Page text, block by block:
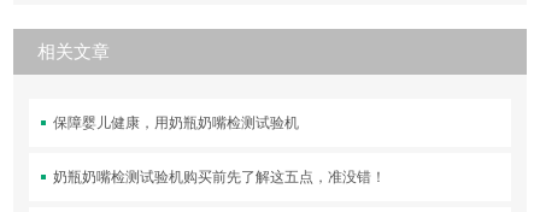
相关文章
保障婴儿健康，用奶瓶奶嘴检测试验机
奶瓶奶嘴检测试验机购买前先了解这五点，准没错！